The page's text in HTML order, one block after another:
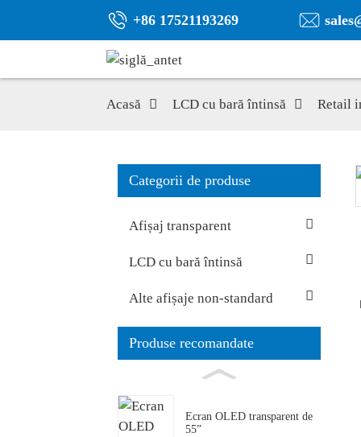
+86 17521193269
Acasă LCD cu bară întinsă Retail
Categorii de produse
Afișaj transparent
LCD cu bară întinsă
Alte afișaje non-standard
Produse recomandate
Ecran OLED transparent de
55”